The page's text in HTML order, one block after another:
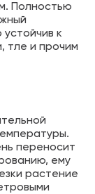
Полностью
к
тле и прочим
переносит
ему
растение